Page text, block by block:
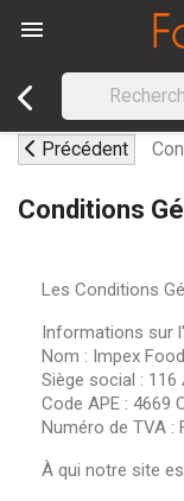

Précédent
Conditions
Les Conditions
Informations sur
Nom : Impex
Siège social : 116
Code APE : 4669
Numéro de TVA :
À qui notre site